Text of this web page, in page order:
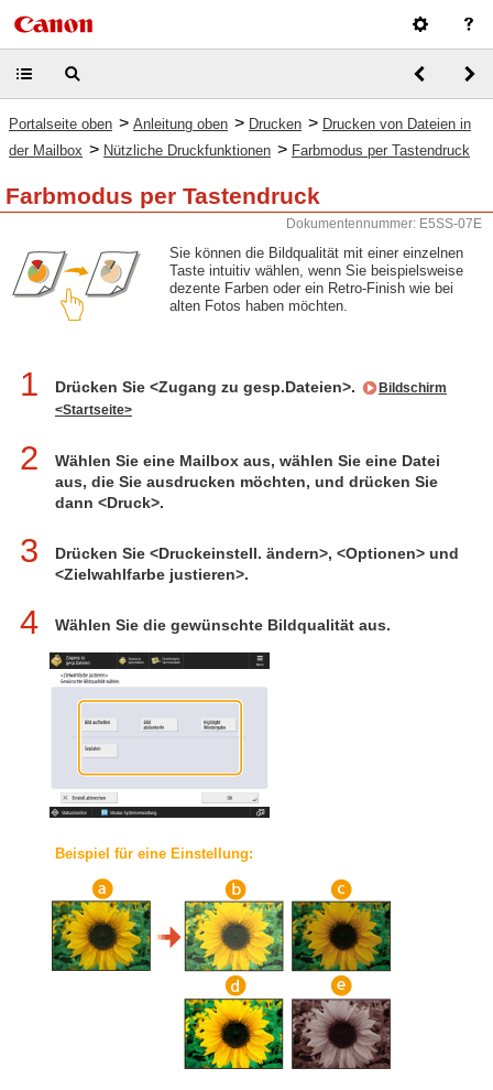
Portalseite oben > Anleitung oben > Drucken > Drucken von Dateien in
der Mailbox > Nützliche Druckfunktionen > Farbmodus per Tastendruck
Farbmodus per Tastendruck
Dokumentennummer: E5SS-07E
Sie können die Bildqualität mit einer einzelnen
Taste intuitiv wählen, wenn Sie beispielsweise
dezente Farben oder ein Retro-Finish wie bei
alten Fotos haben möchten.
1 Drücken Sie <Zugang zu gesp.Dateien>.
Bildschirm
<Startseite>
2
Wählen Sie eine Mailbox aus, wählen Sie eine Datei
aus, die Sie ausdrucken möchten, und drücken Sie
dann <Druck>.
3
Drücken Sie <Druckeinstell. ändern>, <Optionen> und
<Zielwahlfarbe justieren>.
4 Wählen Sie die gewünschte Bildqualität aus.
Beispiel für eine Einstellung: